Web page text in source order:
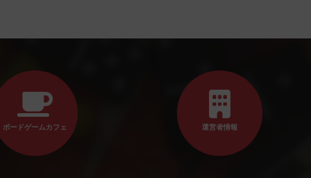
ボードゲームカフェ 運営者情報